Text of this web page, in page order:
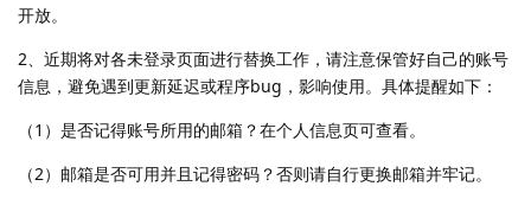
开放。
2、近期将对各未登录页面进行替换工作，请注意保管好自己的账号
信息，避免遇到更新延迟或程序bug，影响使用。具体提醒如下：
（1）是否记得账号所用的邮箱？在个人信息页可查看。
（2）邮箱是否可用并且记得密码？否则请自行更换邮箱并牢记。